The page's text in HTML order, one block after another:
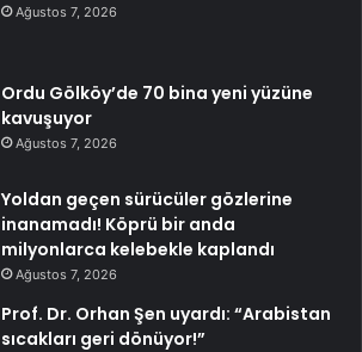
Ağustos 7, 2026
Ordu Gölköy’de 70 bina yeni yüzüne
kavuşuyor
Ağustos 7, 2026
Yoldan geçen sürücüler gözlerine
inanamadı! Köprü bir anda
milyonlarca kelebekle kaplandı
Ağustos 7, 2026
Prof. Dr. Orhan Şen uyardı: “Arabistan
sıcakları geri dönüyor!”